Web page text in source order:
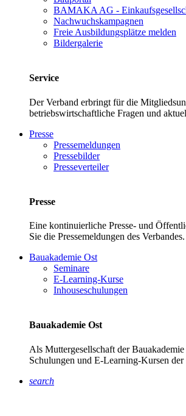
BAMAKA AG -
Nachwuchskampagnen
Freie Ausbildungsplätze melden
Bildergalerie
Service
Der Verband erbringt für die
betriebswirtschaftliche Fragen und
Presse
Pressemeldungen
Pressebilder
Presseverteiler
Presse
Eine kontinuierliche Presse- und
Sie die Pressemeldungen des Verbandes.
Bauakademie Ost
Seminare
E-Learning-Kurse
Inhouseschulungen
Bauakademie Ost
Als Muttergesellschaft der
Schulungen und E-Learning-Kursen der
search